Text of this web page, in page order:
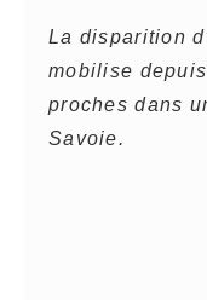
La disparition
mobilise
proches dans
Savoie.